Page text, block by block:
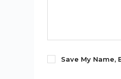
Save My Name,